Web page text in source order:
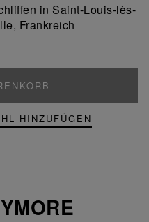
in Saint-Louis-lès-
Frankreich
HINZUFÜGEN